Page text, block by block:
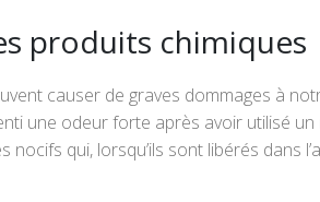
produits chimiques
causer de graves dommages à
une odeur forte après avoir utilisé un
qui, lorsqu’ils sont libérés dans